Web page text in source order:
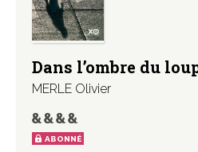
Dans l’ombre du
MERLE Olivier
ABONNÉ